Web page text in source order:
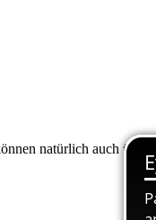
natürlich auch